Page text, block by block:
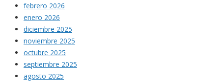
febrero 2026
enero 2026
diciembre 2025
noviembre 2025
octubre 2025
septiembre 2025
agosto 2025